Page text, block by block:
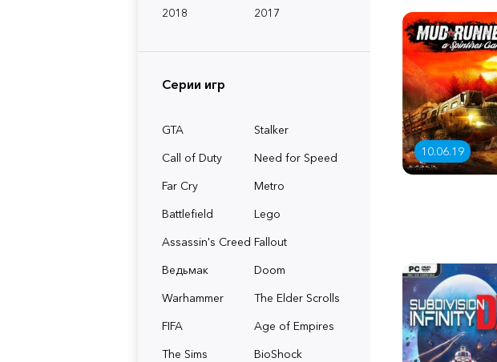
2018
2017
Серии игр
GTA
Stalker
Call of Duty
Need for Speed
Far Cry
Metro
Battlefield
Lego
Assassin's Creed Fallout
Ведьмак
Doom
Warhammer
The Elder Scrolls
FIFA
Age of Empires
The Sims
BioShock
10.06.19